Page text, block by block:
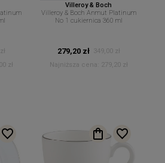
zł
Villeroy & Boch
Villeroy & Boch Anmut Platinum
No 1 cukiernica 360 ml
279,20 zł
349,00 zł
Najniższa cena:
279,20 zł